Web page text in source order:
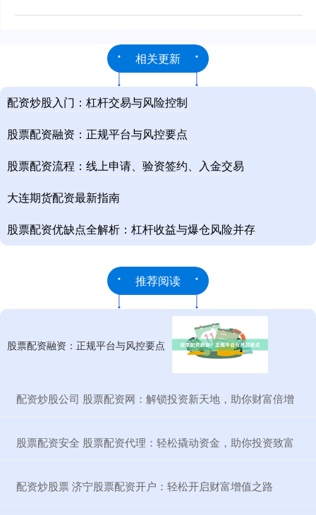
相关更新
配资炒股入门：杠杆交易与风险控制
股票配资融资：正规平台与风控要点
股票配资流程：线上申请、验资签约、入金交易
大连期货配资最新指南
股票配资优缺点全解析：杠杆收益与爆仓风险并存
推荐阅读
股票配资融资：正规平台与风控要点
​配资炒股公司 股票配资网：解锁投资新天地，助你财富倍增
​股票配资安全 股票配资代理：轻松撬动资金，助你投资致富
​配资炒股票 济宁股票配资开户：轻松开启财富增值之路